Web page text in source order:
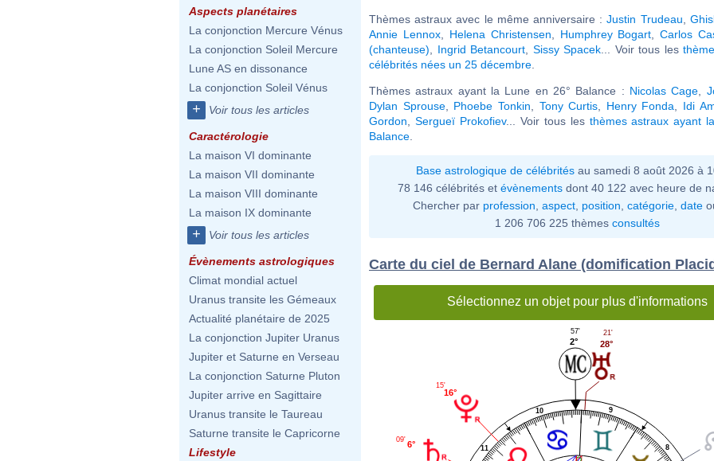
Aspects planétaires
La conjonction Mercure Vénus
La conjonction Soleil Mercure
Lune AS en dissonance
La conjonction Soleil Vénus
+ Voir tous les articles
Caractérologie
La maison VI dominante
La maison VII dominante
La maison VIII dominante
La maison IX dominante
+ Voir tous les articles
Évènements astrologiques
Climat mondial actuel
Uranus transite les Gémeaux
Actualité planétaire de 2025
La conjonction Jupiter Uranus
Jupiter et Saturne en Verseau
La conjonction Saturne Pluton
Jupiter arrive en Sagittaire
Uranus transite le Taureau
Saturne transite le Capricorne
Lifestyle
Thèmes astraux avec le même anniversaire :Justin Trudeau
Annie Lennox, Helena Christensen Humphrey Bogart ,Carlos
(chanteuse)
Ingrid Betancourt Sissy Spacek ... Voir tous les
célébrités nées un 25 décembre
Thèmes astraux ayant la Lune en 26° Balance : Nicolas Cage
Dylan Sprouse, Phoebe Tonkin Tony Curtis Henry Fonda Idi
Gordon
Sergueï Prokofiev... Voir tous les thèmes astraux ayant
Balance
Base astrologique de célébritésau samedi 8 août 2026 à
78 146 célébrités et évènements dont 40 122 avec heure de
Chercher par profession aspect position catégorie date
1 206 706 225 thèmes consultés
Carte du ciel de Bernard Alane (domification
Sélectionnez un objet pour plus d'informations
8
9
10
11
28°
21'
2°
57'
16°
15'
6°
09'